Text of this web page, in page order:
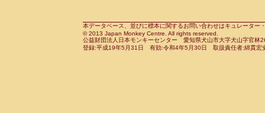
CercopithecidaeMacaca tonkeana(0)
CercopithecidaeMacacahybrid(0)
CercopithecidaeMacaca spp.(0)
CebidaeSaguinus leucopus(0)
CebidaeSaguinus midas(0)
Cebidae Saguinus mystax(0)
本データベース、並びに標本に関するお問い合わせはキュレータ
© 2013 Japan Monkey Centre. All rights reserved.
公益財団法人日本モンキーセンター 愛知県犬山市大字犬山字官
登録:平成19年5月31日 有効:令和4年5月30日 取扱責任者:綿貫宏